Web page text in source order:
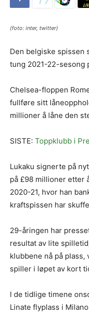
(foto: inter, twitter)
Den belgiske spissen
tung 2021-22-sesong
Chelsea-floppen
fullføre sitt
millioner å låne den
SISTE: Toppklubb i
Lukaku signerte på
på £98 millioner etter
2020-21, hvor han
kraftspissen har
29-åringen har
resultat av lite
klubbene nå på
spiller i løpet av kort
I de tidlige timene
Linate flyplass i